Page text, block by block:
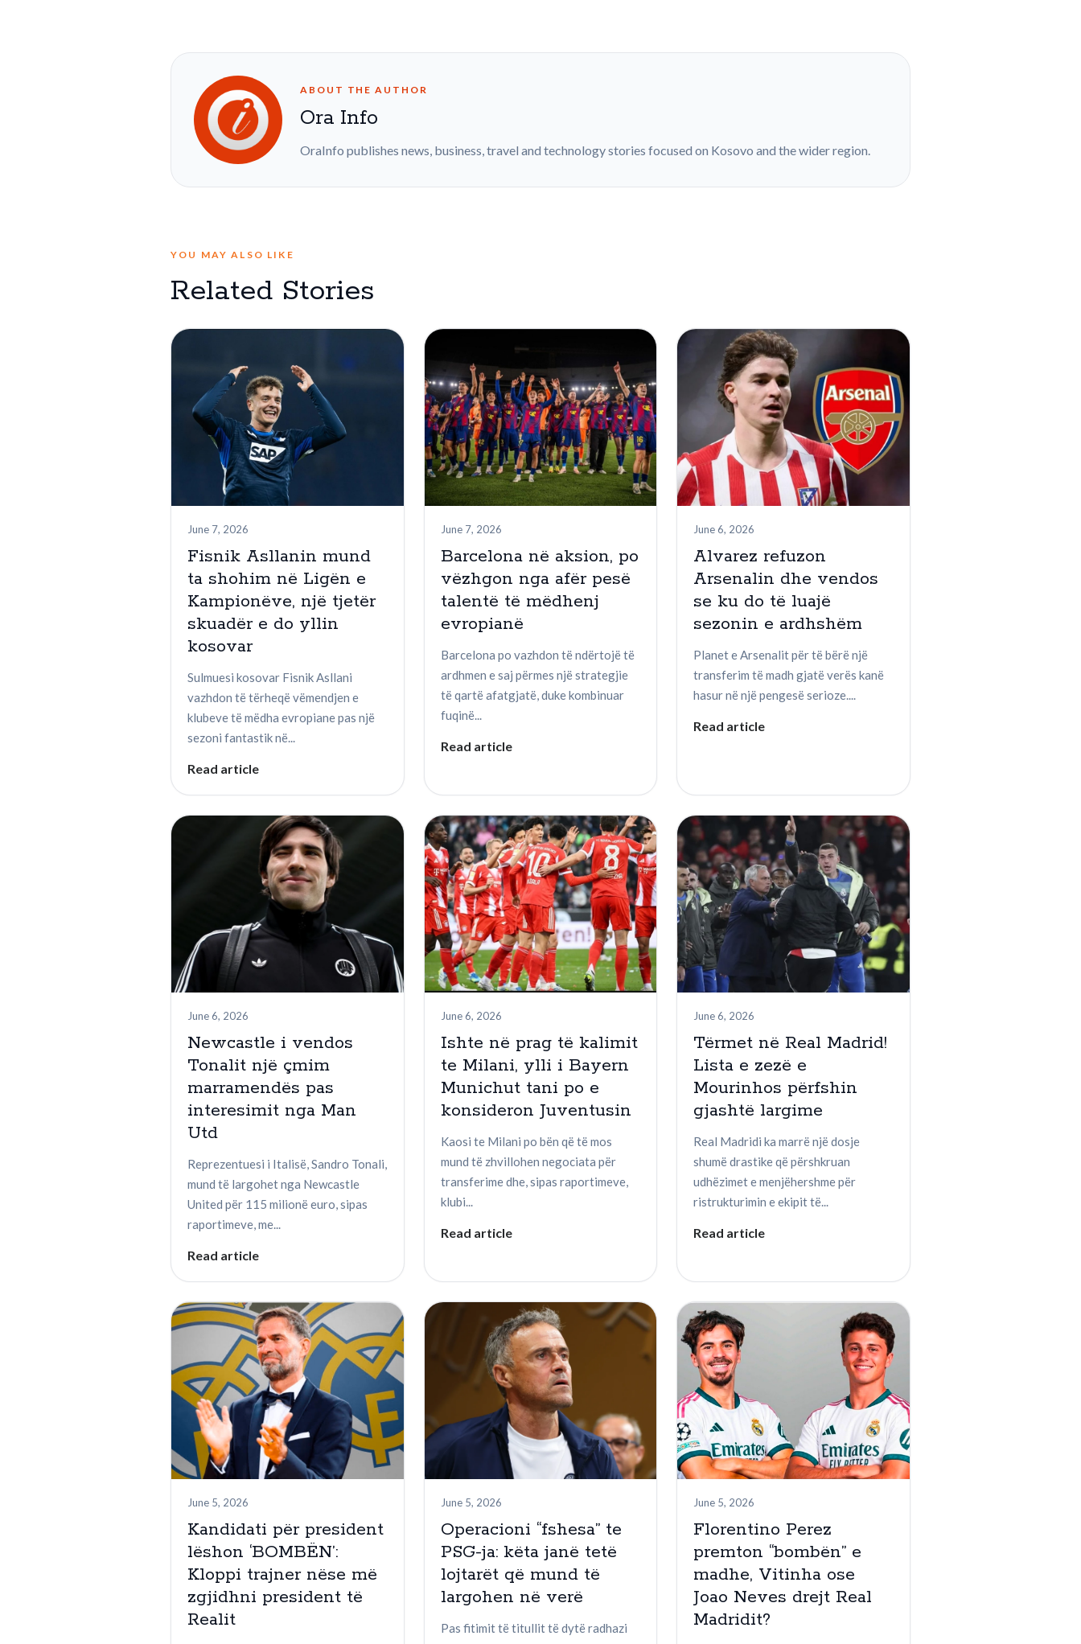
ABOUT THE AUTHOR
Ora Info
OraInfo publishes news, business, travel and technology stories focused on Kosovo and the wider region.
YOU MAY ALSO LIKE
Related Stories
June 7, 2026
Fisnik Asllanin mund
ta shohim në Ligën e
Kampionëve, një tjetër
skuadër e do yllin
kosovar
Sulmuesi kosovar Fisnik Asllani
vazhdon të tërheqë vëmendjen e
klubeve të mëdha evropiane pas një
sezoni fantastik në...
Read article
June 7, 2026
Barcelona në aksion, po
vëzhgon nga afër pesë
talentë të mëdhenj
evropianë
Barcelona po vazhdon të ndërtojë të
ardhmen e saj përmes një strategjie
të qartë afatgjatë, duke kombinuar
fuqinë...
Read article
June 6, 2026
Alvarez refuzon
Arsenalin dhe vendos
se ku do të luajë
sezonin e ardhshëm
Planet e Arsenalit për të bërë një
transferim të madh gjatë verës kanë
hasur në një pengesë serioze....
Read article
June 6, 2026
Newcastle i vendos
Tonalit një çmim
marramendës pas
interesimit nga Man
Utd
Reprezentuesi i Italisë, Sandro Tonali,
mund të largohet nga Newcastle
United për 115 milionë euro, sipas
raportimeve, me...
Read article
June 6, 2026
Ishte në prag të kalimit
te Milani, ylli i Bayern
Munichut tani po e
konsideron Juventusin
Kaosi te Milani po bën që të mos
mund të zhvillohen negociata për
transferime dhe, sipas raportimeve,
klubi...
Read article
June 6, 2026
Tërmet në Real Madrid!
Lista e zezë e
Mourinhos përfshin
gjashtë largime
Real Madridi ka marrë një dosje
shumë drastike që përshkruan
udhëzimet e menjëhershme për
ristrukturimin e ekipit të...
Read article
June 5, 2026
Kandidati për president
lëshon ‘BOMBËN’:
Kloppi trajner nëse më
zgjidhni president të
Realit
June 5, 2026
Operacioni “fshesa” te
PSG-ja: këta janë tetë
lojtarët që mund të
largohen në verë
Pas fitimit të titullit të dytë radhazi
June 5, 2026
Florentino Perez
premton “bombën” e
madhe, Vitinha ose
Joao Neves drejt Real
Madridit?